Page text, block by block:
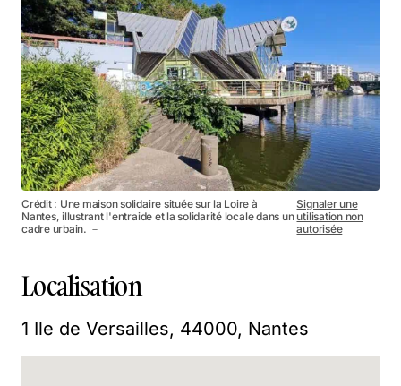
Crédit : Une maison solidaire située sur la Loire à
Nantes, illustrant l'entraide et la solidarité locale dans un
cadre urbain. －
Signaler une
utilisation non
autorisée
Localisation
1 Ile de Versailles, 44000, Nantes